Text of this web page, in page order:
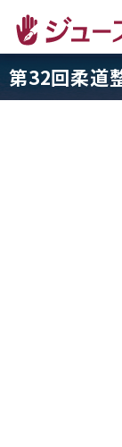
第32回柔道